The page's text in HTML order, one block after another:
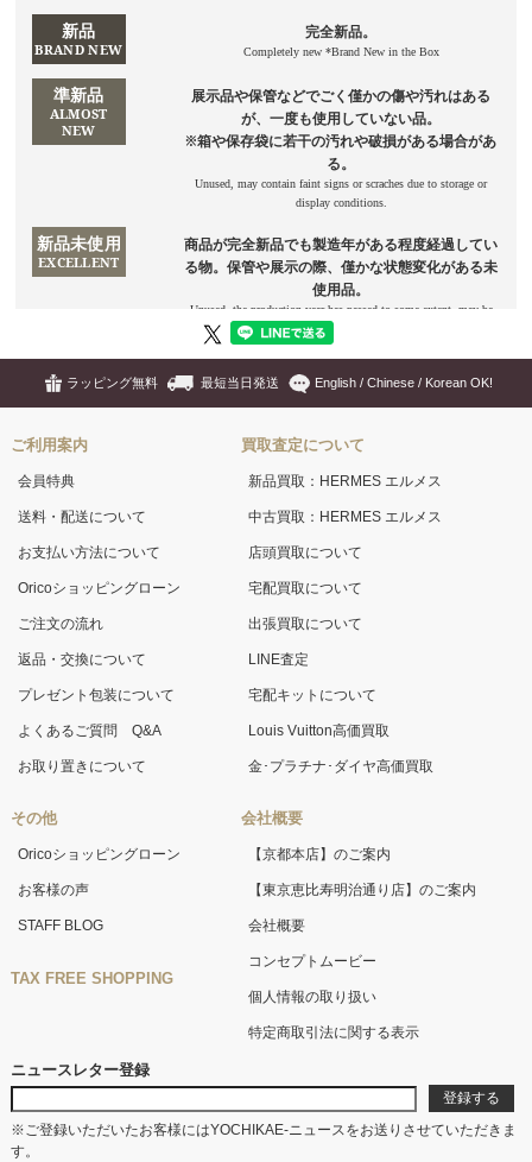
ラッピング無料 最短当日発送 English / Chinese / Korean OK!
ご利用案内
会員特典
送料・配送について
お支払い方法について
Oricoショッピングローン
ご注文の流れ
返品・交換について
プレゼント包装について
よくあるご質問 Q&A
お取り置きについて
その他
Oricoショッピングローン
お客様の声
STAFF BLOG
TAX FREE SHOPPING
買取査定について
新品買取：HERMES エルメス
中古買取：HERMES エルメス
店頭買取について
宅配買取について
出張買取について
LINE査定
宅配キットについて
Louis Vuitton高価買取
金･プラチナ･ダイヤ高価買取
会社概要
【京都本店】のご案内
【東京恵比寿明治通り店】のご案内
会社概要
コンセプトムービー
個人情報の取り扱い
特定商取引法に関する表示
ニュースレター登録
※ご登録いただいたお客様にはYOCHIKAE-ニュースをお送りさせていただきま
す。